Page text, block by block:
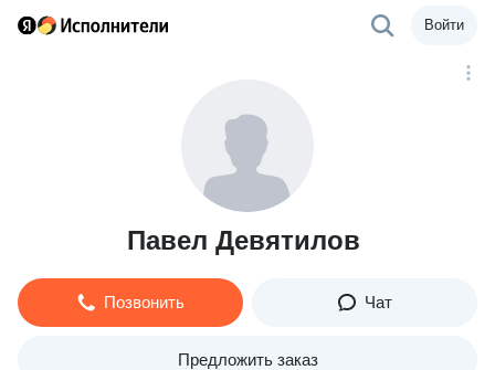
Войти
Павел Девятилов
Позвонить Чат
Предложить заказ